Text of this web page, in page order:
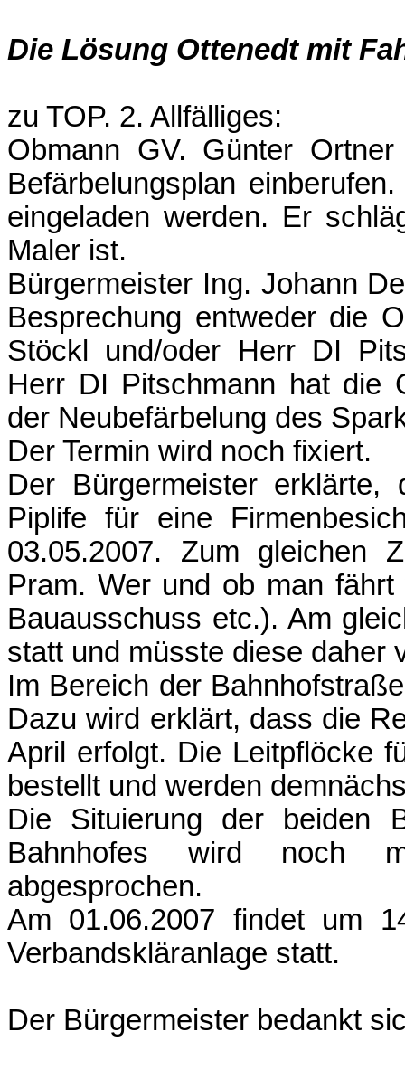
Die Lösung Ottenedt mit
zu TOP. 2. Allfälliges:
Obmann GV. Günter
Befärbelungsplan
eingeladen werden. Er
Maler ist.
Bürgermeister Ing. Johann
Besprechung entweder die
Stöckl und/oder Herr DI
Herr DI Pitschmann hat die
der Neubefärbelung des
Der Termin wird noch fixiert.
Der Bürgermeister
Piplife für eine
03.05.2007. Zum gleichen
Pram. Wer und ob man
Bauausschuss etc.). Am
statt und müsste diese daher
Im Bereich der
Dazu wird erklärt, dass die
April erfolgt. Die Leitpflöcke
bestellt und werden
Die Situierung der beiden
Bahnhofes wird noch
abgesprochen.
Am 01.06.2007 findet um
Verbandskläranlage statt.
Der Bürgermeister bedankt